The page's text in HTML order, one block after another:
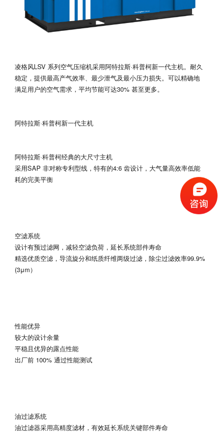
凌格风LSV 系列空气压缩机采用阿特拉斯·科普柯新一代主机。耐久
稳定，提供最高产气效率、最少泄气及最小压力损失。可以精确地
满足用户的空气需求，平均节能可达30% 甚至更多。
阿特拉斯·科普柯新一代主机
阿特拉斯·科普柯经典的大尺寸主机
采用SAP 非对称专利型线，特有的4:6 齿设计，大气量高效率低能
耗的完美平衡
空滤系统
设计有预过滤网，减轻空滤负荷，延长系统部件寿命
精选优质空滤，导流旋分和纸质纤维两级过滤，除尘过滤效率99.9%
(3μm）
性能优异
较大的设计余量
平稳且优异的露点性能
出厂前 100% 通过性能测试
油过滤系统
油过滤器采用高精度滤材，有效延长系统关键部件寿命